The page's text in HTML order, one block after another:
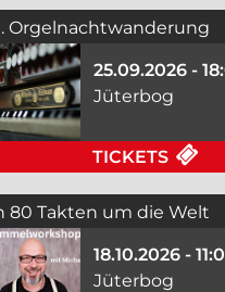
UND WEHR AM
Orgelnachtwanderung
25.09.2026 -
Jüterbog
TICKETS
80 Takten um die Welt
18.10.2026 -
Jüterbog